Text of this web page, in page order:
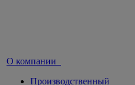
О компании
Производственный